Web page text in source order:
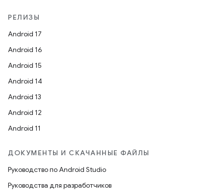
РЕЛИЗЫ
Android 17
Android 16
Android 15
Android 14
Android 13
Android 12
Android 11
ДОКУМЕНТЫ И СКАЧАННЫЕ ФАЙЛЫ
Руководство по Android Studio
Руководства для разработчиков